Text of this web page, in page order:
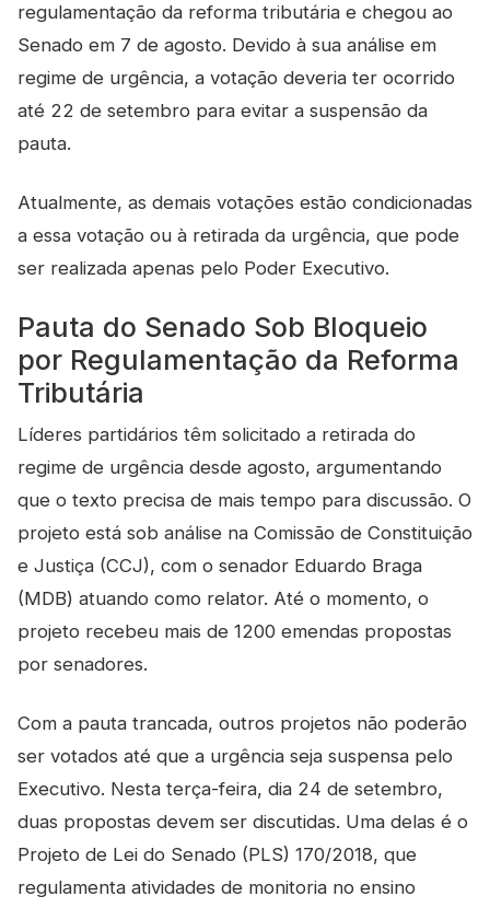
regulamentação da reforma tributária e chegou ao
Senado em 7 de agosto. Devido à sua análise em
regime de urgência, a votação deveria ter ocorrido
até 22 de setembro para evitar a suspensão da
pauta.
Atualmente, as demais votações estão condicionadas
a essa votação ou à retirada da urgência, que pode
ser realizada apenas pelo Poder Executivo.
Pauta do Senado Sob Bloqueio
por Regulamentação da Reforma
Tributária
Líderes partidários têm solicitado a retirada do
regime de urgência desde agosto, argumentando
que o texto precisa de mais tempo para discussão. O
projeto está sob análise na Comissão de Constituição
e Justiça (CCJ), com o senador Eduardo Braga
(MDB) atuando como relator. Até o momento, o
projeto recebeu mais de 1200 emendas propostas
por senadores.
Com a pauta trancada, outros projetos não poderão
ser votados até que a urgência seja suspensa pelo
Executivo. Nesta terça-feira, dia 24 de setembro,
duas propostas devem ser discutidas. Uma delas é o
Projeto de Lei do Senado (PLS) 170/2018, que
regulamenta atividades de monitoria no ensino